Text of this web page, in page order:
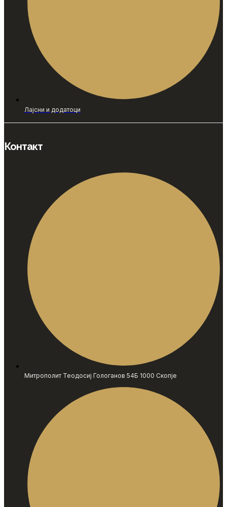
Лајсни и додатоци
Контакт
Митрополит Теодосиј Гологанов 54Б 1000 Скопје